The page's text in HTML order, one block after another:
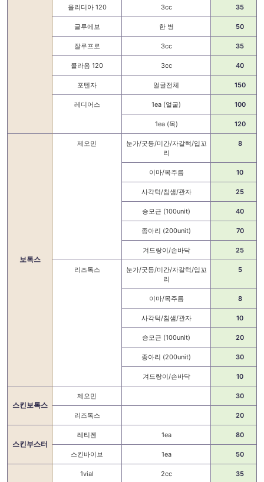
올리디아 120 3cc 35
글루에보 한 병 50
잘루프로 3cc 35
콜라옴 120 3cc 40
포텐자 얼굴전체 150
레디어스 1ea (얼굴) 100
1ea (목) 120
보톡스
제오민
눈가/굿등/미간/자갈턱/입꼬
리
8
이마/목주름 10
사각턱/침샘/관자 25
승모근 (100unit) 40
종아리 (200unit) 70
겨드랑이/손바닥 25
리즈톡스
눈가/굿등/미간/자갈턱/입꼬
리
5
이마/목주름 8
사각턱/침샘/관자 10
승모근 (100unit) 20
종아리 (200unit) 30
겨드랑이/손바닥 10
스킨보톡스
제오민 30
리즈톡스 20
스킨부스터
레티젠 1ea 80
스킨바이브 1ea 50
1vial 2cc 35